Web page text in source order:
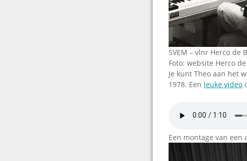
SVEM – vlnr Herco de
Foto: website Herco
Je kunt Theo aan het
1978. Een leuke video
Een montage van een